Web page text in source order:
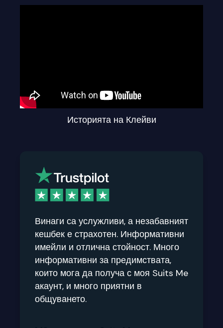
Историята на Клейви
Винаги са услужливи, а незабавният
кешбек е страхотен. Информативни
имейли и отлична стойност. Много
информативни за предимствата,
които мога да получа с моя Suits Me
акаунт, и много приятни в
общуването.